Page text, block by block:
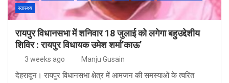
स्वास्थ्य
रायपुर विधानसभा में शनिवार 18 जुलाई को लगेगा बहुउद्देशीय
शिविर : रायपुर विधायक उमेश शर्मा’काऊ’
3 weeks ago Manju Gusain
देहरादून। रायपुर विधानसभा क्षेत्र में आमजन की समस्याओं के त्वरित